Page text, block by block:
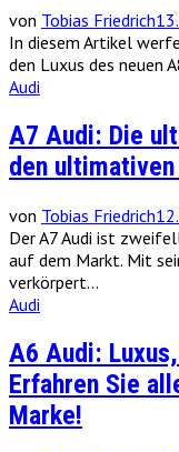
von Tobias Friedrich
In diesem Artikel
den Luxus des neuen
Audi
A7 Audi: Die
den ultimativen
von Tobias Friedrich
Der A7 Audi ist
auf dem Markt. Mit
verkörpert...
Audi
A6 Audi:
Erfahren Sie
Marke!